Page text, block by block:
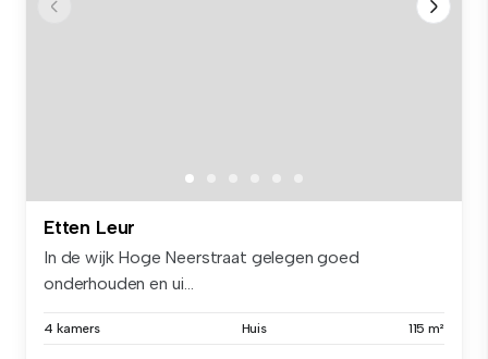
Etten Leur
In de wijk Hoge Neerstraat gelegen goed
onderhouden en ui...
4 kamers Huis 115 m²